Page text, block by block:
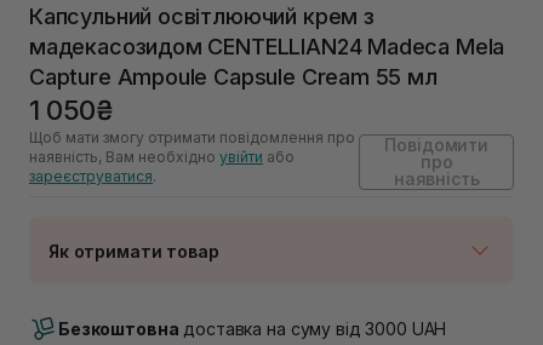
Капсульний освітлюючий крем з
мадекасозидом CENTELLIAN24 Madeca Mela
Capture Ampoule Capsule Cream 55 мл
1 050₴
Щоб мати змогу отримати повідомлення про
наявність, Вам необхідно увійти або
зареєструватися.
Повідомити
про
наявність
Як отримати товар
Немає в наявності!
Безкоштовна доставка на суму від 3000 UAH